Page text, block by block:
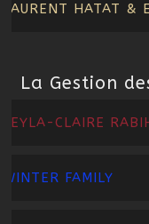
LAURENT HATAT &
La Gestion
LEYLA-CLAIRE
WINTER FAMILY